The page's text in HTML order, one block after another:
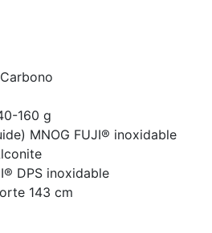
160 g
MNOG FUJI® inoxidable
DPS inoxidable
143 cm